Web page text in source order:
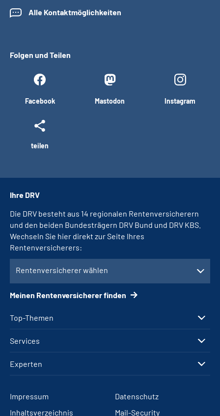
Alle Kontaktmöglichkeiten
Folgen und Teilen
Facebook Mastodon Instagram
teilen
Top-Themen
Services
Experten
Ihre DRV
Die DRV besteht aus 14 regionalen Rentenversicherern
und den beiden Bundesträgern DRV Bund und DRV KBS.
Wechseln Sie hier direkt zur Seite Ihres
Rentenversicherers:
Rentenversicherer wählen
Meinen Rentenversicherer finden
Impressum
Datenschutz
Inhaltsverzeichnis
Mail-Security